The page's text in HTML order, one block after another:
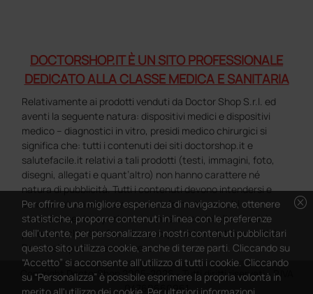
DOCTORSHOP.IT È UN SITO PROFESSIONALE
DEDICATO ALLA CLASSE MEDICA E SANITARIA
Relativamente ai prodotti venduti da Doctor Shop S.r.l. ed
aventi la seguente natura: dispositivi medici e dispositivi
medico – diagnostici in vitro, presidi medico chirurgici si
significa che: tutti i contenuti dei siti doctorshop.it e
salutefacile.it relativi a tali prodotti (testi, immagini, foto,
disegni, allegati e quant’altro) non hanno carattere né
natura di pubblicità. Tutti i contenuti devono intendersi e
sono di natura esclusivamente informativa e volti
esclusivamente a portare a conoscenza dei clienti e dei
potenziali clienti in fase di preacquisto i prodotti venduti da
Doctorshop attraverso la rete.
Copyright DoctorShop 2005-2026 - Tutti diritti riservati - P.IVA
04760660961
cancel
Per offrire una migliore esperienza di navigazione, ottenere
statistiche, proporre contenuti in linea con le preferenze
dell'utente, per personalizzare i nostri contenuti pubblicitari
questo sito utilizza cookie, anche di terze parti. Cliccando su
“Accetto” si acconsente all'utilizzo di tutti i cookie. Cliccando
su “Personalizza” è possibile esprimere la propria volontà in